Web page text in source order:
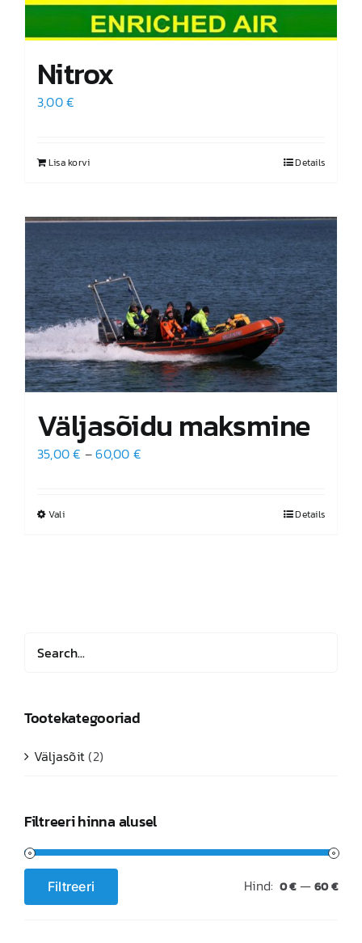
Nitrox
3,00€
Lisa korvi Details
Väljasõidu maksmine
35,00€ –60,00 €
ValiSellel
saab
Details
Tootekategooriad
Väljasõit(2)
Filtreeri hinna alusel
Minimaalne
Maksimaalne
Filtreeri Hind: 0 €—60 €